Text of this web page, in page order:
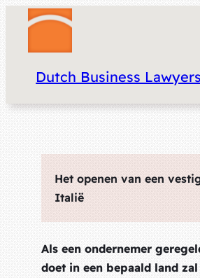
Dutch Business
Het openen van een
Italië
Als een ondernemer
doet in een bepaald land